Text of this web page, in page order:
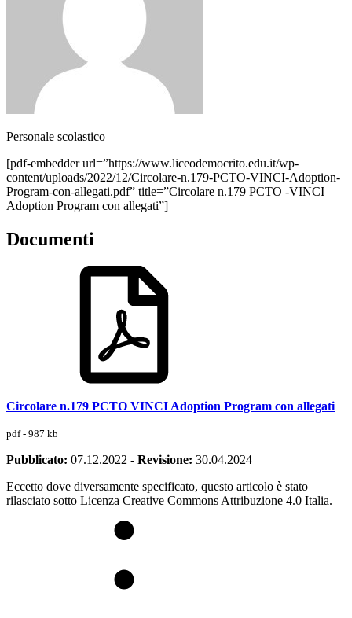
Personale scolastico
[pdf-embedder url=”https://www.liceodemocrito.edu.it/wp-
content/uploads/2022/12/Circolare-n.179-PCTO-VINCI-Adoption-
Program-con-allegati.pdf” title=”Circolare n.179 PCTO -VINCI
Adoption Program con allegati”]
Documenti
Circolare n.179 PCTO VINCI Adoption Program con allegati
pdf - 987 kb
Pubblicato: 07.12.2022 - Revisione: 30.04.2024
Eccetto dove diversamente specificato, questo articolo è stato
rilasciato sotto Licenza Creative Commons Attribuzione 4.0 Italia.